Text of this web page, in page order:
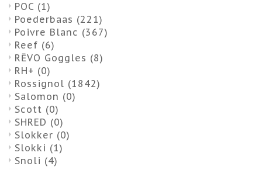
POC (1)
Poederbaas (221)
Poivre Blanc (367)
Reef (6)
RĒVO Goggles (8)
RH+ (0)
Rossignol (1842)
Salomon (0)
Scott (0)
SHRED (0)
Slokker (0)
Slokki (1)
Snoli (4)